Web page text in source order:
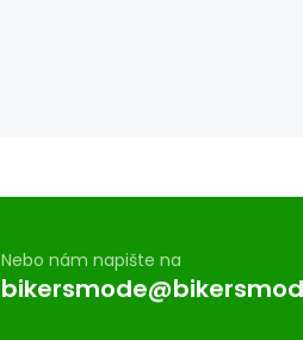
Nebo nám napište na